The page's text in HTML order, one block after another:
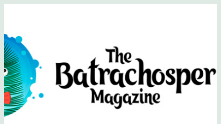
The Batrachospermum Magazine
Батрахоспермум (официальный сайт)